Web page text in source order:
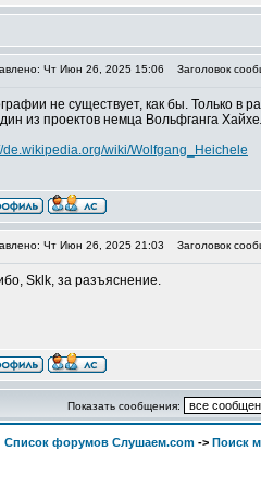
Чт Июн 26, 2025 15:06 Заголовок
не существует, как бы. Только в
из проектов немца Вольфганга
de.wikipedia.org/wiki/Wolfgang_Heichele
Чт Июн 26, 2025 21:03 Заголовок
Sklk, за разъяснение.
Показать сообщения:
Список форумов Слушаем.com -> Поиск